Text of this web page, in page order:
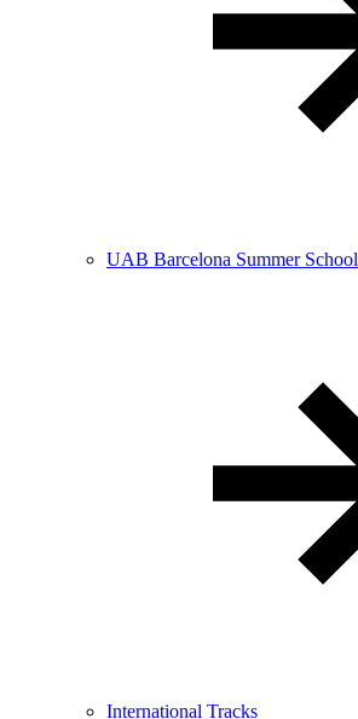
UAB Barcelona Summer School
International Tracks